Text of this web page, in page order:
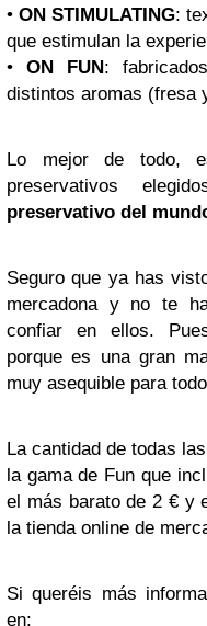
•ON STIMULATING:
que estimulan la
•ON FUN:
distintos aromas (fresa
Lo mejor de todo,
preservativos
preservativo del
Seguro que ya has
mercadona y no te
confiar en ellos.
porque es una gran
muy asequible para
La cantidad de todas
la gama de Fun que
el más barato de 2 € y
la tienda online de
Si queréis más
en: